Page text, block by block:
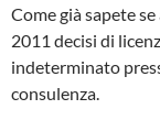
Come già sapete
2011 decisi di
indeterminato
consulenza.